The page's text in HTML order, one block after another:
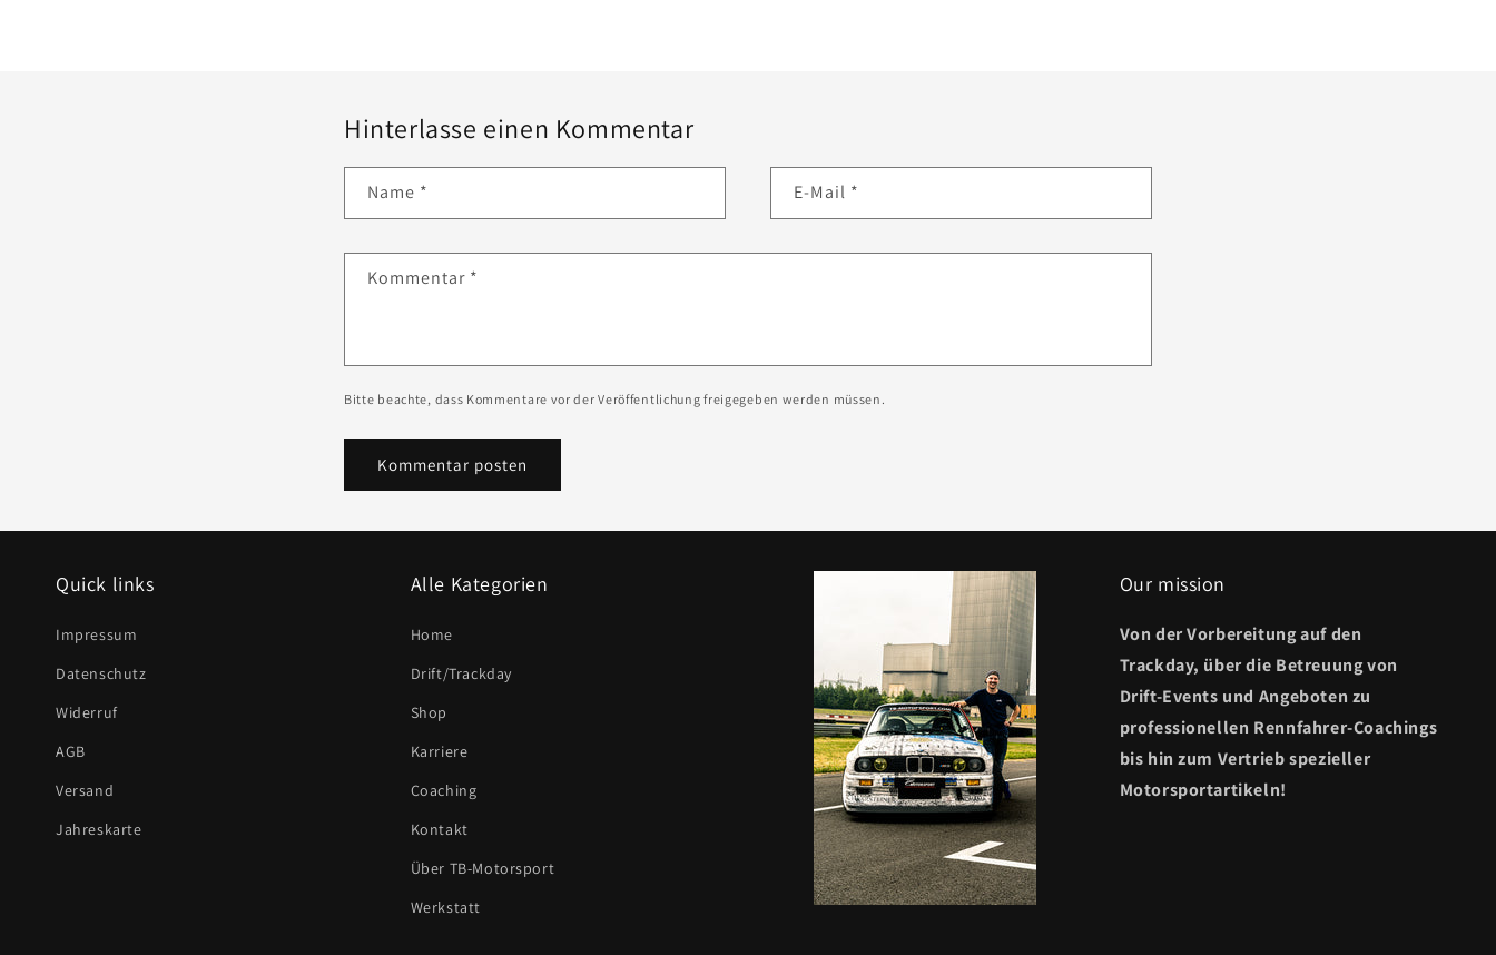
Hinterlasse einen Kommentar
Name * E-Mail *
Kommentar *
Bitte beachte, dass Kommentare vor der Veröffentlichung freigegeben werden müssen.
Quick links
Impressum
Datenschutz
Widerruf
AGB
Versand
Jahreskarte
Alle Kategorien
Home
Drift/Trackday
Shop
Karriere
Coaching
Kontakt
Über TB-Motorsport
Werkstatt
Our mission
Von der Vorbereitung auf den
Trackday, über die Betreuung von
Drift-Events und Angeboten zu
professionellen Rennfahrer-Coachings
bis hin zum Vertrieb spezieller
Motorsportartikeln!